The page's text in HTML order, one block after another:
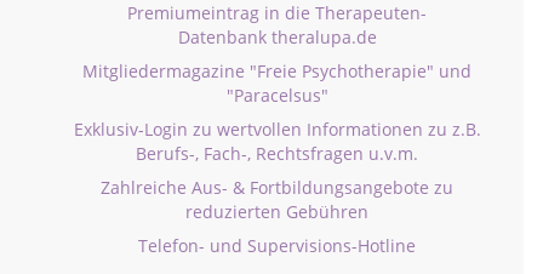
Premiumeintrag in die Therapeuten-
Datenbank theralupa.de
Mitgliedermagazine "Freie Psychotherapie" und
"Paracelsus"
Exklusiv-Login zu wertvollen Informationen zu z.B.
Berufs-, Fach-, Rechtsfragen u.v.m.
Zahlreiche Aus- & Fortbildungsangebote zu
reduzierten Gebühren
Telefon- und Supervisions-Hotline